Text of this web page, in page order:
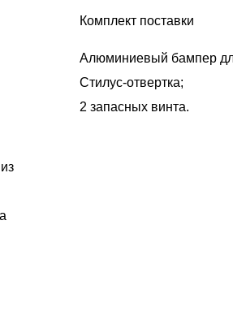
Комплект поставки
Алюминиевый бампер
Стилус-отвертка;
2 запасных винта.